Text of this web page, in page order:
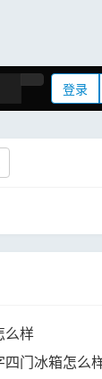
登录
么样
四门冰箱怎么